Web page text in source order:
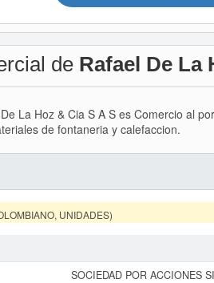
de Rafael De La
La Hoz & Cia S A S es Comercio al
de fontaneria y calefaccion.
UNIDADES)
SOCIEDAD POR ACCIONES